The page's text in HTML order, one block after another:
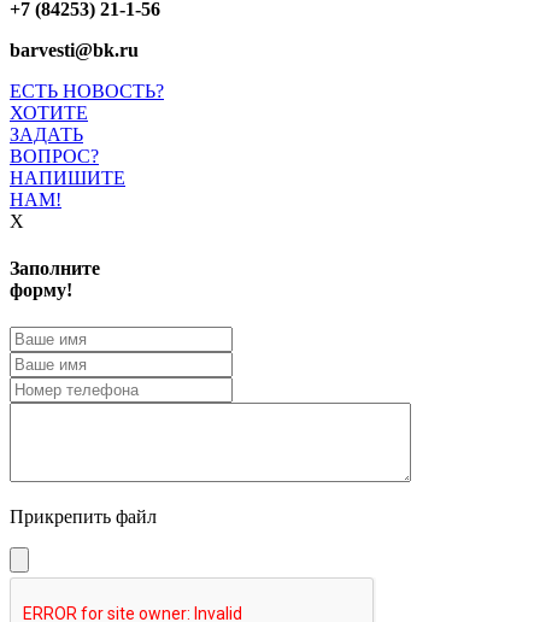
+7 (84253) 21-1-56
barvesti@bk.ru
ЕСТЬ НОВОСТЬ?
ХОТИТЕ
ЗАДАТЬ
ВОПРОС?
НАПИШИТЕ
НАМ!
X
Заполните
форму!
Прикрепить файл